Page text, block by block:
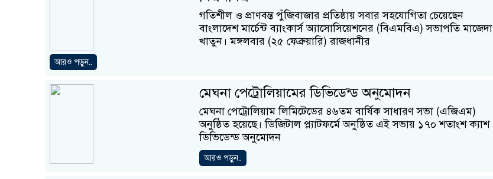
গতিশীল ও প্রাণবন্ত পুঁজিবাজার প্রতিষ্ঠায় সবার সহযোগিতা চেয়েছেন
বাংলাদেশ মার্চেন্ট ব্যাংকার্স অ্যাসোসিয়েশনের (বিএমবিএ) সভাপতি মাজেদা
খাতুন। মঙ্গলবার (২৫ ফেব্রুয়ারি) রাজধানীর
আরও পড়ুন..
মেঘনা পেট্রোলিয়ামের ডিভিডেন্ড অনুমোদন
মেঘনা পেট্রোলিয়াম লিমিটেডের ৪৬তম বার্ষিক সাধারণ সভা (এজিএম)
অনুষ্ঠিত হয়েছে। ডিজিটাল প্ল্যাটফর্মে অনুষ্ঠিত এই সভায় ১৭০ শতাংশ ক্যাশ
ডিভিডেন্ড অনুমোদন
আরও পড়ুন..